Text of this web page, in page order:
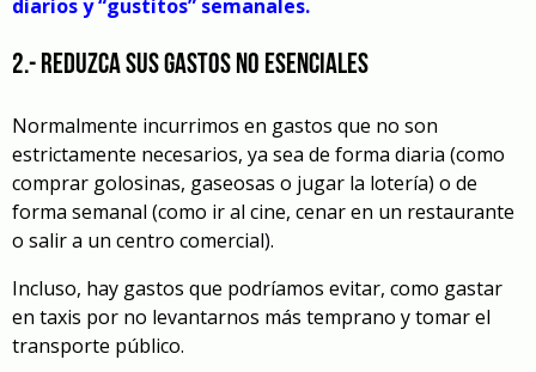
diarios y “gustitos” semanales.
2.- Reduzca sus gastos no esenciales
Normalmente incurrimos en gastos que no son
estrictamente necesarios, ya sea de forma diaria (como
comprar golosinas, gaseosas o jugar la lotería) o de
forma semanal (como ir al cine, cenar en un restaurante
o salir a un centro comercial).
Incluso, hay gastos que podríamos evitar, como gastar
en taxis por no levantarnos más temprano y tomar el
transporte público.